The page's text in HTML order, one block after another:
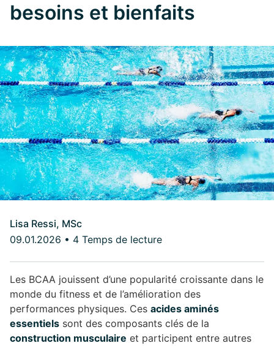
besoins et bienfaits
Lisa Ressi, MSc
09.01.2026 • 4 Temps de lecture
Les BCAA jouissent d’une popularité croissante dans le
monde du fitness et de l’amélioration des
performances physiques. Ces acides aminés
essentiels sont des composants clés de la
construction musculaire et participent entre autres